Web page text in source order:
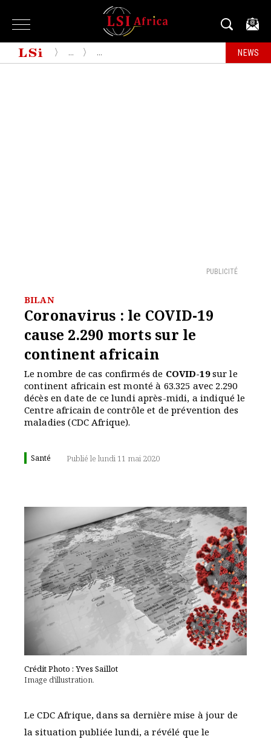
NEWS
PUBLICITÉ
BILAN
Coronavirus : le COVID-19
cause 2.290 morts sur le
continent africain
Le nombre de cas confirmés de COVID-19sur le
continent africain est monté à 63.325 avec 2.290
décès en date de ce lundi après-midi, a indiqué le
Centre africain de contrôle et de prévention des
maladies (CDC Afrique).
Santé Publié le lundi 11 mai 2020
Crédit Photo : Yves Saillot
Image d'illustration.
Le CDC Afrique, dans sa dernière mise à jour de
la situation publiée lundi, a révélé que le